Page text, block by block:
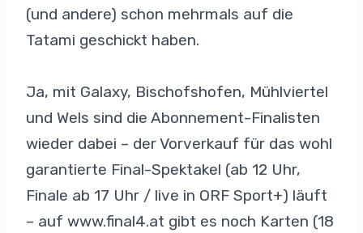
(und andere) schon mehrmals auf die
Tatami geschickt haben.
Ja, mit Galaxy, Bischofshofen, Mühlviertel
und Wels sind die Abonnement-Finalisten
wieder dabei – der Vorverkauf für das wohl
garantierte Final-Spektakel (ab 12 Uhr,
Finale ab 17 Uhr / live in ORF Sport+) läuft
– auf www.final4.at gibt es noch Karten (18